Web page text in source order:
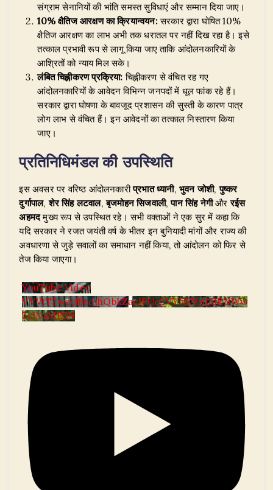
संग्राम सेनानियों की भांति समस्त सुविधाएं और सम्मान दिया जाए।
10% क्षैतिज आरक्षण का क्रियान्वयन:सरकार द्वारा घोषित 10%
क्षैतिज आरक्षण का लाभ अभी तक धरातल पर नहीं दिख रहा है। इसे
तत्काल प्रभावी रूप से लागू किया जाए ताकि आंदोलनकारियों के
आश्रितों को न्याय मिल सके।
लंबित चिह्नीकरण प्रक्रिया: चिह्नीकरण से वंचित रह गए
आंदोलनकारियों के आवेदन विभिन्न जनपदों में धूल फांक रहे हैं।
सरकार द्वारा घोषणा के बावजूद प्रशासन की सुस्ती के कारण पात्र
लोग लाभ से वंचित हैं। इन आवेदनों का तत्काल निस्तारण किया
जाए।
प्रतिनिधिमंडल की उपस्थिति
​इस अवसर पर वरिष्ठ आंदोलनकारीप्रभात ध्यानी,भुवन जोशी,पुष्कर
दुर्गापाल,शेर सिंह लटवाल,बृजमोहन सिजवाली,पान सिंह नेगीऔररईस
अहमदमुख्य रूप से उपस्थित रहे। सभी वक्ताओं ने एक सुर में कहा कि
यदि सरकार ने रजत जयंती वर्ष के भीतर इन बुनियादी मांगों और राज्य की
अवधारणा से जुड़े सवालों का समाधान नहीं किया, तो आंदोलन को फिर से
तेज किया जाएगा।
YouTube Video
VVVtT2wzclBtdjhQbkZaclFUc2VYNXVnLlJRNWw
5clNaME5N